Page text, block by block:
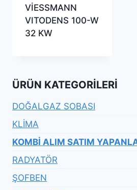
VİESSMANN
VITODENS 100-W
32 KW
ÜRÜN KATEGORILERI
DOĞALGAZ SOBASI
KLİMA
KOMBİ ALIM SATIM
RADYATÖR
ŞOFBEN